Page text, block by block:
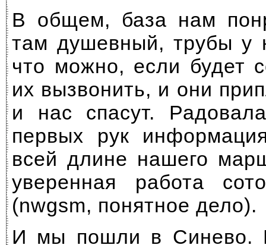
В общем, база нам
там душевный, трубы у
что можно, если будет
их вызвонить, и они
и нас спасут.
первых рук
всей длине нашего
уверенная работа
(nwgsm, понятное дело).
И мы пошли в Синево.